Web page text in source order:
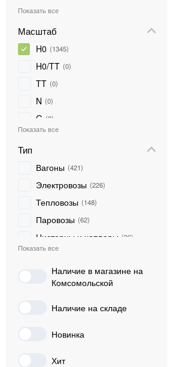
FLEISCHMANN
Digital Train
ТТ-модель
Marklin 0
TILLIG
NOCH
DIORAMATECH 3
Масштаб
H0 1345
H0/TT 0
TT 0
N 0
G 0
Тип
Вагоны 421
Электровозы 226
Тепловозы 148
Паровозы 62
Цистерны и хопперы 26
Модели РЖД/СЖД
Локомотивы 2
Доп. принадлежности
Цифровые компоненты
Элементы ландшафта
Строения
Наличие в магазине на
Комсомольской
Наличие на складе
Новинка
Хит